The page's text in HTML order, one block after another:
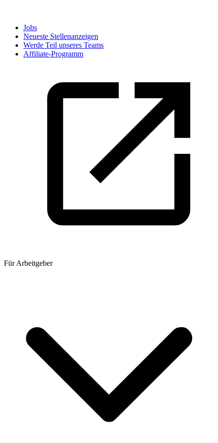
Jobs
Neueste Stellenanzeigen
Werde Teil unseres Teams
Affiliate-Programm
Für Arbeitgeber